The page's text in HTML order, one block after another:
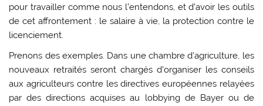
pour travailler comme nous l’entendons, et d’avoir les outils
de cet affrontement : le salaire à vie, la protection contre le
licenciement.
Prenons des exemples. Dans une chambre d’agriculture, les
nouveaux retraités seront chargés d’organiser les conseils
aux agriculteurs contre les directives européennes relayées
par des directions acquises au lobbying de Bayer ou de